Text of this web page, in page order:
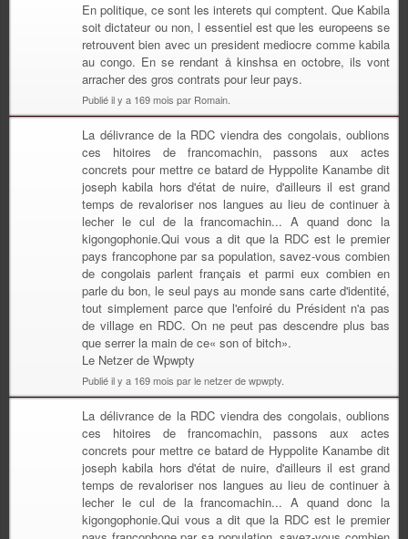
En politique, ce sont les interets qui comptent. Que Kabila
soit dictateur ou non, l essentiel est que les europeens se
retrouvent bien avec un president mediocre comme kabila
au congo. En se rendant å kinshsa en octobre, ils vont
arracher des gros contrats pour leur pays.
Publié il y a 169 mois par Romain.
La délivrance de la RDC viendra des congolais, oublions
ces hitoires de francomachin, passons aux actes
concrets pour mettre ce batard de Hyppolite Kanambe dit
joseph kabila hors d'état de nuire, d'ailleurs il est grand
temps de revaloriser nos langues au lieu de continuer à
lecher le cul de la francomachin... A quand donc la
kigongophonie.Qui vous a dit que la RDC est le premier
pays francophone par sa population, savez-vous combien
de congolais parlent français et parmi eux combien en
parle du bon, le seul pays au monde sans carte d'identité,
tout simplement parce que l'enfoiré du Président n'a pas
de village en RDC. On ne peut pas descendre plus bas
que serrer la main de ce« son of bitch».
Le Netzer de Wpwpty
Publié il y a 169 mois par le netzer de wpwpty.
La délivrance de la RDC viendra des congolais, oublions
ces hitoires de francomachin, passons aux actes
concrets pour mettre ce batard de Hyppolite Kanambe dit
joseph kabila hors d'état de nuire, d'ailleurs il est grand
temps de revaloriser nos langues au lieu de continuer à
lecher le cul de la francomachin... A quand donc la
kigongophonie.Qui vous a dit que la RDC est le premier